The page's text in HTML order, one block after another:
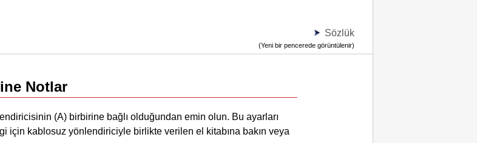
Sözlük
(Yeni bir pencerede görüntülenir)
Notlar
(A) birbirine bağlı olduğundan emin olun. Bu ayarları
için kablosuz yönlendiriciyle birlikte verilen el kitabına bakın veya